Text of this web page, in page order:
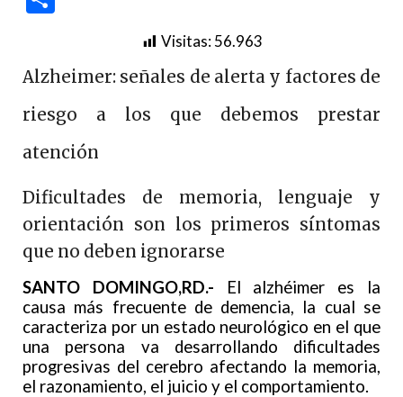
Visitas:56.963
Alzheimer: señales de alerta y factores de
riesgo a los que debemos prestar
atención
Dificultades de memoria, lenguaje y
orientación son los primeros síntomas
que no deben ignorarse
SANTO DOMINGO,RD.- El alzhéimer es la
causa más frecuente de demencia, la cual se
caracteriza por un estado neurológico en el que
una persona va desarrollando dificultades
progresivas del cerebro afectando la memoria,
el razonamiento, el juicio y el comportamiento.